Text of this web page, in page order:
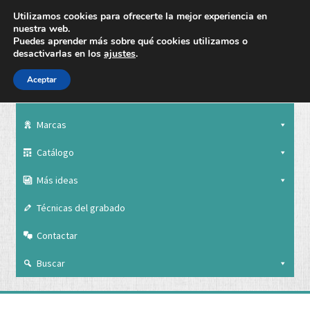
Marcas
Catálogo
Más ideas
Técnicas del grabado
Contactar
Buscar
Nuestra empresa
Utilizamos cookies para ofrecerte la mejor experiencia en
nuestra web.
Puedes aprender más sobre qué cookies utilizamos o
desactivarlas en los ajustes.
Aceptar